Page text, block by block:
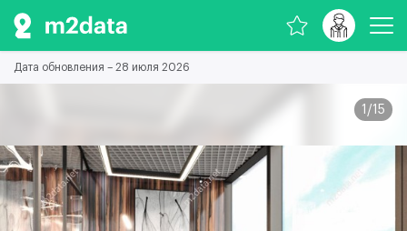
Дата обновления – 28 июля 2026
1 /15